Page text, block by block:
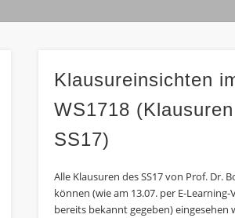
Klausureinsichten
WS1718
SS17)
Alle Klausuren des SS17 von Prof. Dr.
können (wie am 13.07. per E-Learning-
bereits bekannt gegeben) eingesehen